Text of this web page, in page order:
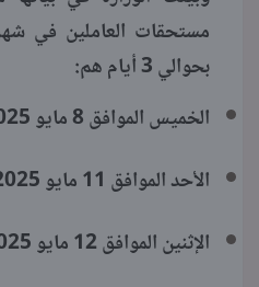
بحوالي 3 أيام هم:
الخميس الموافق 8 مايو 2025.
الأحد الموافق 11 مايو 2025.
الإثنين الموافق 12 مايو 2025.